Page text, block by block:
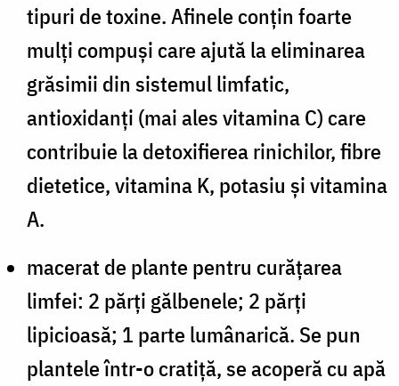
tipuri de toxine. Afinele conțin foarte
mulți compuși care ajută la eliminarea
grăsimii din sistemul limfatic,
antioxidanți (mai ales vitamina C) care
contribuie la detoxifierea rinichilor, fibre
dietetice, vitamina K, potasiu și vitamina
A.
macerat de plante pentru curățarea
limfei: 2 părți gălbenele; 2 părți
lipicioasă; 1 parte lumânarică. Se pun
plantele într-o cratiță, se acoperă cu apă